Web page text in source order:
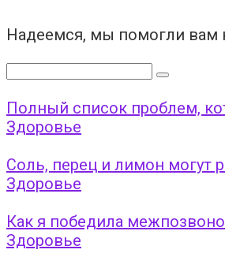
Надеемся, мы помогли вам
Поиск:
Полный список проблем,
Здоровье
Соль, перец и лимон могут
Здоровье
Как я победила
Здоровье